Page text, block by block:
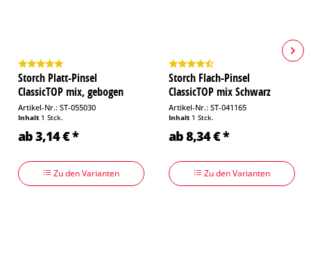
Storch Platt-Pinsel
ClassicTOP mix, gebogen
Artikel-Nr.: ST-055030
Inhalt 1 Stck.
ab 3,14 € *
Zu den Varianten
Storch Flach-Pinsel
ClassicTOP mix Schwarz
Artikel-Nr.: ST-041165
Inhalt 1 Stck.
ab 8,34 € *
Zu den Varianten